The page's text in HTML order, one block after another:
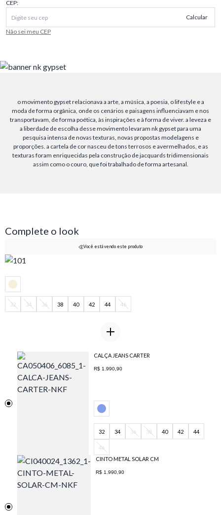
CEP:
Calcular
Não sei meu CEP
o movimento gypset relacionava a arte, a música, a poesia, o lifestyle e a
moda de forma orgânica, onde os cenários e paisagens influenciavam e nos
transportavam, de forma poética, às inspirações e à forma de viver. a leveza e
a liberdade de escolha desse movimento levaram nk gypset para uma
pesquisa intensa de novas texturas, novas propostas modelagens e
proporções. a cartela de cor nasceu de tons terrosos e avermelhados, e as
texturas foram enriquecidas pela construção de jacquards tridimensionais
assim como o couro, que foi trabalhado de forma artesanal.
Complete o look
Você está vendo este produto
32 34 36 38 40 42 44 46
CALÇA JEANS CARTER
R$ 1.990,90
32 34 36 38 40 42 44
46
CINTO METAL SOLAR CM
R$ 1.990,90